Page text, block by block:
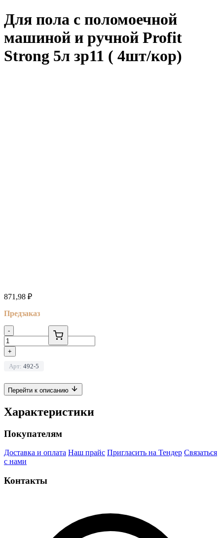
Для пола с поломоечной
машиной и ручной Profit
Strong 5л зр11 ( 4шт/кор)
871,98 ₽
Предзаказ
-
+
Арт: 492-5
Перейти к описанию
Характеристики
Покупателям
Доставка и оплата Наш прайс Пригласить на Тендер Связаться
с нами
Контакты